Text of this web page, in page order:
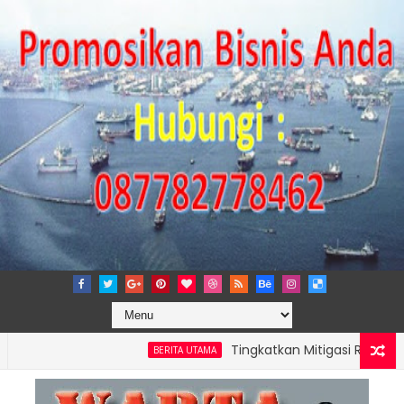
BERITA UTAMA Tingkatkan Mitigasi Risiko, IPC TPK